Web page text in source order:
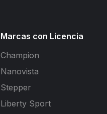
Marcas con Licencia
Champion
Nanovista
Stepper
Liberty Sport